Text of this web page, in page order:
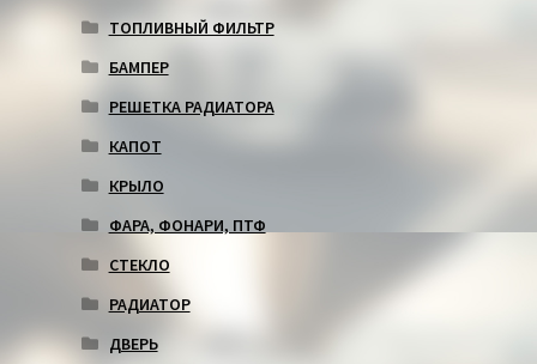
ТОПЛИВНЫЙ ФИЛЬТР
БАМПЕР
РЕШЕТКА РАДИАТОРА
КАПОТ
КРЫЛО
ФАРА, ФОНАРИ, ПТФ
СТЕКЛО
РАДИАТОР
ДВЕРЬ